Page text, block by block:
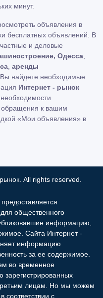
минут.
объявления в
бесплатных объявлений. В
и деловые
Одесса
аренды
Вы найдете необходимые
Интернет - рынок
обращения к вашим
«Мои объявления» в
All rights reserved.
общественного
информацию,
Сайта Интернет -
информацию
за ее содержимое.
во временное
лицам. Но мы можем
соответствии с